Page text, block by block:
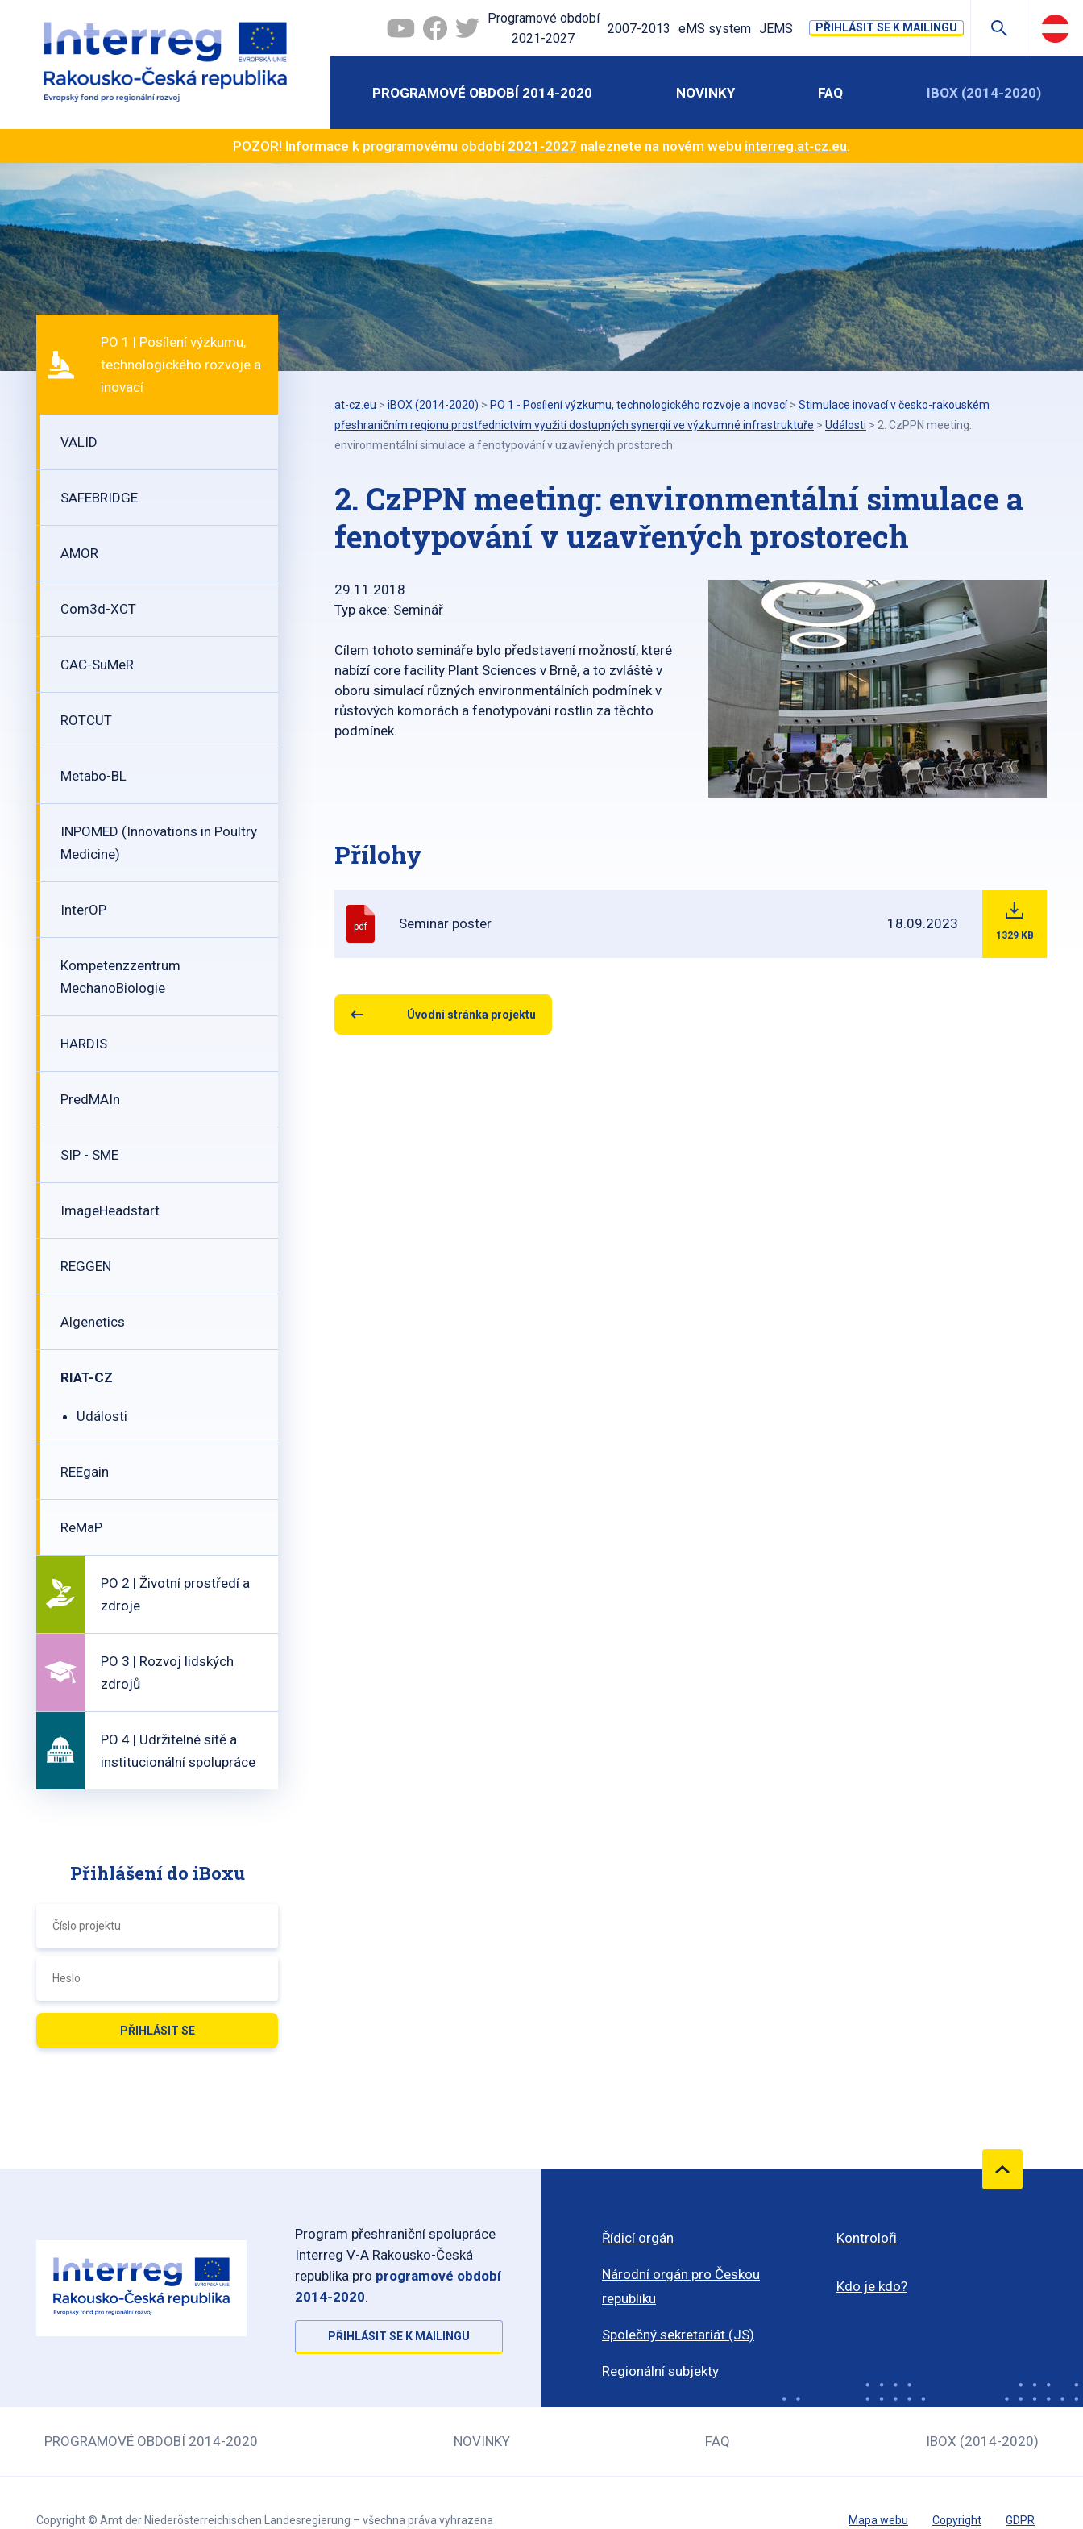
Programové období
2021-2027
2007-2013 eMS system JEMS PŘIHLÁSIT SE K MAILINGU
PROGRAMOVÉ OBDOBÍ 2014-2020 NOVINKY FAQ IBOX (2014-2020)
POZOR! Informace k programovému období 2021-2027 naleznete na novém webu interreg.at-cz.eu.
PO 1 | Posílení výzkumu,
technologického rozvoje a
inovací
VALID
SAFEBRIDGE
AMOR
Com3d-XCT
CAC-SuMeR
ROTCUT
Metabo-BL
INPOMED (Innovations in Poultry
Medicine)
InterOP
Kompetenzzentrum
MechanoBiologie
HARDIS
PredMAIn
SIP - SME
ImageHeadstart
REGGEN
Algenetics
RIAT-CZ
Události
REEgain
ReMaP
PO 2 | Životní prostředí a
zdroje
PO 3 | Rozvoj lidských
zdrojů
PO 4 | Udržitelné sítě a
institucionální spolupráce
Přihlášení do iBoxu
at-cz.eu > iBOX (2014-2020) > PO 1 - Posílení výzkumu, technologického rozvoje a inovací > Stimulace inovací v česko-rakouském
přeshraničním regionu prostřednictvím využití dostupných synergií ve výzkumné infrastruktuře > Události > 2. CzPPN meeting:
environmentální simulace a fenotypování v uzavřených prostorech
2. CzPPN meeting: environmentální simulace a
fenotypování v uzavřených prostorech
29.11.2018
Typ akce: Seminář
Cílem tohoto semináře bylo představení možností, které
nabízí core facility Plant Sciences v Brně, a to zvláště v
oboru simulací různých environmentálních podmínek v
růstových komorách a fenotypování rostlin za těchto
podmínek.
Přílohy
pdf Seminar poster 18.09.2023
1329 KB
Úvodní stránka projektu
Program přeshraniční spolupráce
Interreg V-A Rakousko-Česká
republika pro programové období
2014-2020.
PŘIHLÁSIT SE K MAILINGU
Řídicí orgán
Národní orgán pro Českou
republiku
Společný sekretariát (JS)
Regionální subjekty
Kontroloři
Kdo je kdo?
PROGRAMOVÉ OBDOBÍ 2014-2020 NOVINKY FAQ IBOX (2014-2020)
Copyright © Amt der Niederösterreichischen Landesregierung – všechna práva vyhrazena Mapa webu Copyright GDPR